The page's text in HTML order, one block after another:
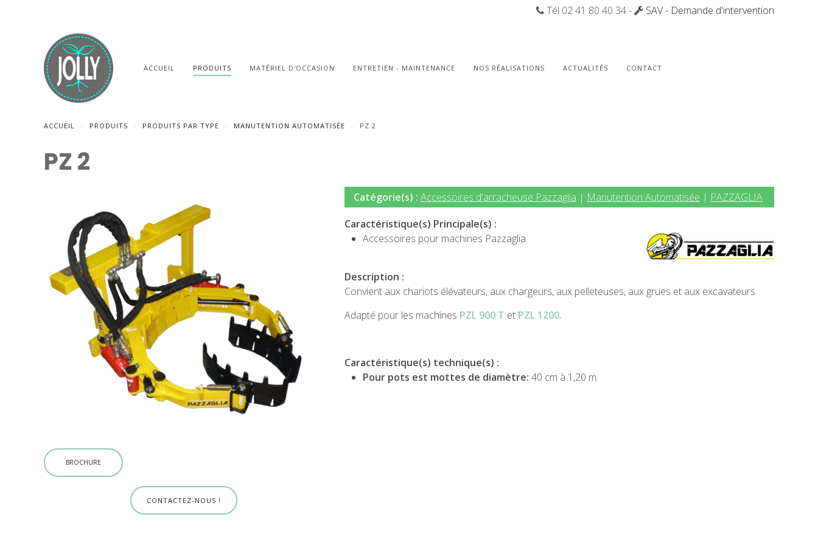
Tél 02 41 80 40 34 - SAV - Demande d'intervention
ACCUEIL PRODUITS MATÉRIEL D'OCCASION ENTRETIEN - MAINTENANCE NOS RÉALISATIONS ACTUALITÉS CONTACT
ACCUEIL PRODUITS PRODUITS PAR TYPE MANUTENTION AUTOMATISÉE PZ 2
PZ 2
BROCHURE
CONTACTEZ-NOUS !
Catégorie(s) : Accessoires d'arracheuse Pazzaglia | Manutention Automatisée | PAZZAGLIA
Caractéristique(s) Principale(s) :
Accessoires pour machines Pazzaglia.
Description :
Convient aux chariots élévateurs, aux chargeurs, aux pelleteuses, aux grues et aux excavateurs.
Adapté pour les machines PZL 900 T et PZL 1200.
Caractéristique(s) technique(s) :
Pour pots est mottes de diamètre: 40 cm à 1,20 m.